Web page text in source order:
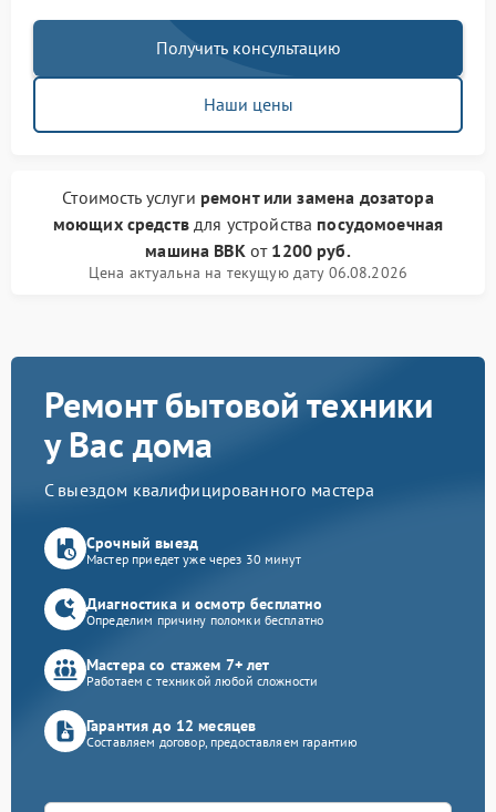
Получить консультацию
Наши цены
Стоимость услуги ремонт или замена дозатора
моющих средствдля устройства посудомоечная
машина BBKот 1200 руб.
Цена актуальна на текущую дату 06.08.2026
Ремонт бытовой техники
у Вас дома
С выездом квалифицированного мастера
Срочный выезд
Мастер приедет уже через 30 минут
Диагностика и осмотр бесплатно
Определим причину поломки бесплатно
Мастера со стажем 7+ лет
Работаем с техникой любой сложности
Гарантия до 12 месяцев
Составляем договор, предоставляем гарантию